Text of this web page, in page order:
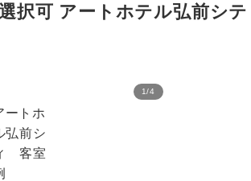
択可 アートホテル弘前シテ
1/4